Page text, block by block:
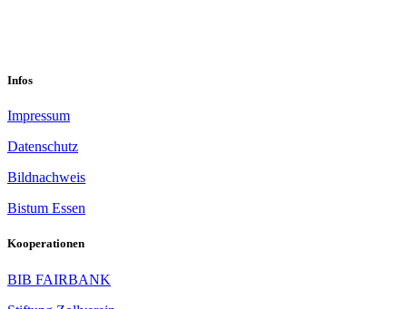
Infos
Impressum
Datenschutz
Bildnachweis
Bistum Essen
Kooperationen
BIB FAIRBANK